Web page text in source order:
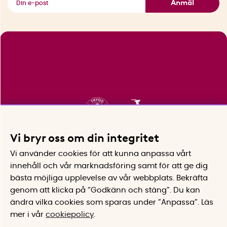
Anmäl
Vi bryr oss om din integritet
Vi använder cookies för att kunna anpassa vårt
innehåll och vår marknadsföring samt för att ge dig
bästa möjliga upplevelse av vår webbplats.
Bekräfta
genom att klicka på “Godkänn och stäng”. Du kan
ändra vilka cookies som sparas under ”Anpassa”.
Läs
mer i vår cookiepolicy